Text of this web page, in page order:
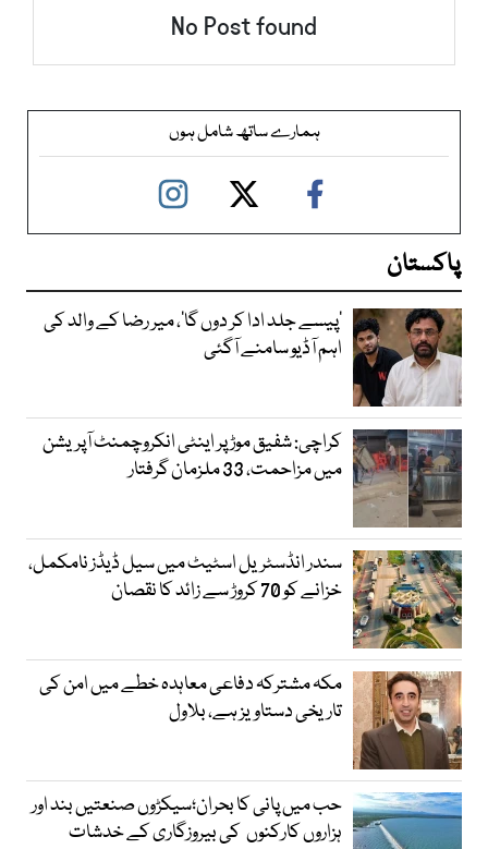
No Post found
ہمارے ساتھ شامل ہوں
پاکستان
’پیسے جلد ادا کر دوں گا‘، میر رضا کے والد کی
اہم آڈیو سامنے آگئی
کراچی: شفیق موڑ پر اینٹی انکروچمنٹ آپریشن
میں مزاحمت، 33 ملزمان گرفتار
سندر انڈسٹریل اسٹیٹ میں سیل ڈیڈز نامکمل،
خزانے کو 70 کروڑ سے زائد کا نقصان
مکہ مشترکہ دفاعی معاہدہ خطے میں امن کی
تاریخی دستاویز ہے، بلاول
حب میں پانی کا بحران؛سیکڑوں صنعتیں بند اور
ہزاروں کارکنوں کی بیروزگاری کے خدشات